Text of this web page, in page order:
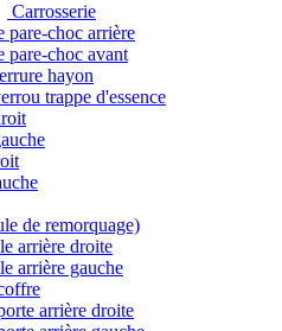
Carrosserie
pare-choc arrière
pare-choc avant
hayon
trappe d'essence
de remorquage)
arrière droite
arrière gauche
arrière droite